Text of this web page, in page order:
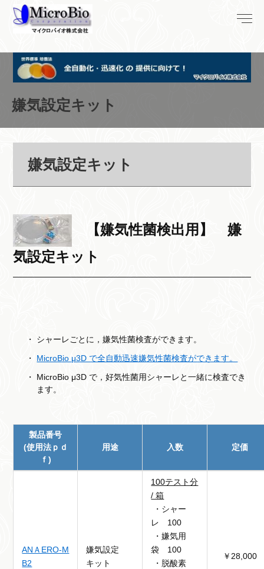
嫌気設定キット
嫌気設定キット
【嫌気性菌検出用】 嫌
気設定キット
シャーレごとに，嫌気性菌検査ができます。
MicroBio μ3D で全自動迅速嫌気性菌検査ができます。
MicroBio μ3D で，好気性菌用シャーレと一緒に検査でき
ます。
製品番号
(使用法ｐｄ
ｆ)
用途 入数 定価
ANＡERO-M
B2
嫌気設定
キット
100テスト分
/ 箱
・シャー
レ 100
・嫌気用
袋 100
・脱酸素
￥28,000